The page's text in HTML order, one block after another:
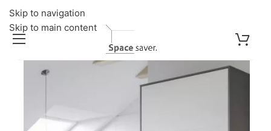
Skip to navigation
Skip to main content